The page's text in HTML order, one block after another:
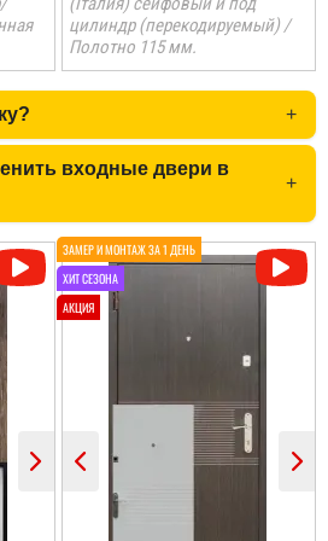
Коля
Не переплачуєш
посереднику і купуєш
двері напряму у
цінуєте свої кошти і вам
потрібні двері, то вам
сюди. ...
цилиндр (перекодируемый) /
Полотно 115 мм.
+
входные двери в
+